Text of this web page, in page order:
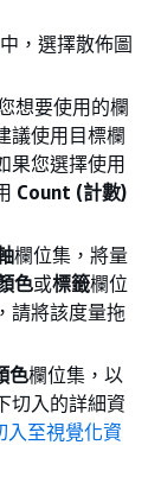
，選擇散佈圖
想要使用的欄
議使用目標欄
果您選擇使用
Count (計數)
欄位集，將量
色或標籤欄位
請將該度量拖
色欄位集，以
切入的詳細資
入至視覺化資